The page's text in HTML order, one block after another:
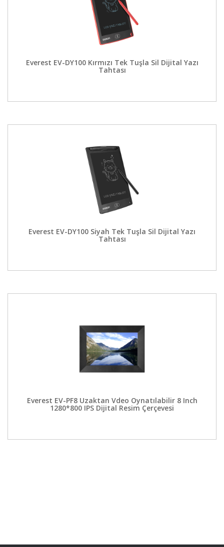
Everest EV-DY100 Kırmızı Tek Tuşla Sil Dijital Yazı
Tahtası
Everest EV-DY100 Siyah Tek Tuşla Sil Dijital Yazı
Tahtası
Everest EV-PF8 Uzaktan Vdeo Oynatılabilir 8 Inch
1280*800 IPS Dijital Resim Çerçevesi